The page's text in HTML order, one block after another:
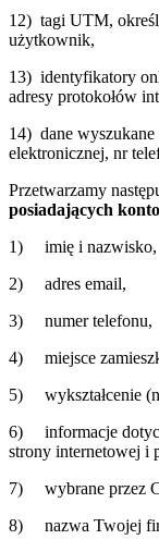
12) tagi UTM,
użytkownik,
13) identyfikatory
adresy protokołów
14) dane
elektronicznej, nr
Przetwarzamy
posiadających
1) imię i nazwisko,
2) adres email,
3) numer telefonu,
4) miejsce
5) wykształcenie
6) informacje
strony internetowej i
7) wybrane przez
8) nazwa Twojej